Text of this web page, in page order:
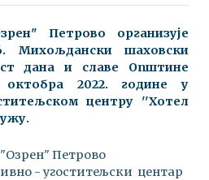
Петрово организује
Михољдански шаховски
дана и славе Општине
2022. године у
центру ''Хотел
Петрово
- угоститељски центар